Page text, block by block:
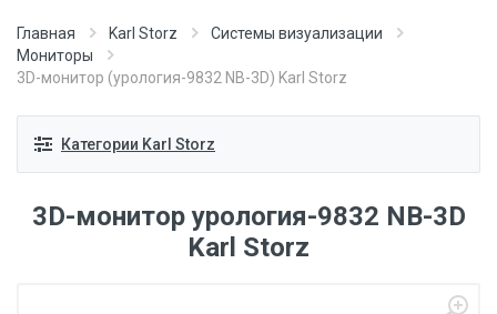
Главная Karl Storz
Системы визуализации
Мониторы
3D-монитор (урология-9832 NB-3D) Karl Storz
Категории Karl Storz
3D-монитор урология-9832 NB-3D
Karl Storz